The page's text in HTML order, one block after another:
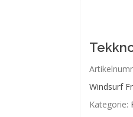
Windsurf
Kategorie: